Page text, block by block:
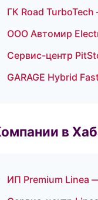
ГК Road
ООО Автомир
Сервис-центр
GARAGE Hybrid
в
ИП Premium Linea